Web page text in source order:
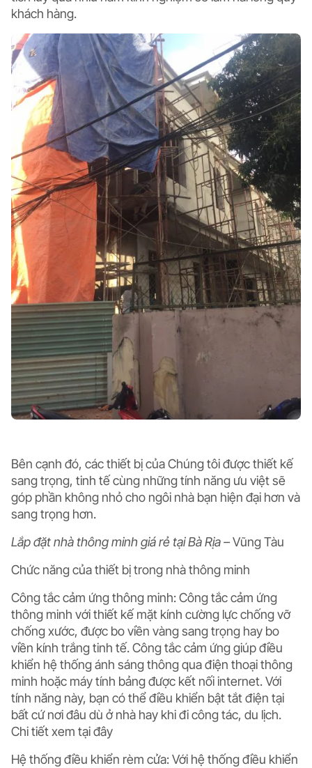
khách hàng.
Bên cạnh đó, các thiết bị của Chúng tôi được thiết kế
sang trọng, tinh tế cùng những tính năng ưu việt sẽ
góp phần không nhỏ cho ngôi nhà bạn hiện đại hơn và
sang trọng hơn.
Lắp đặt nhà thông minh giá rẻ tại Bà Rịa –Vũng Tàu
Chức năng của thiết bị trong nhà thông minh
Công tắc cảm ứng thông minh: Công tắc cảm ứng
thông minh với thiết kế mặt kính cường lực chống vỡ
chống xước, được bo viền vàng sang trọng hay bo
viền kính trắng tinh tế. Công tắc cảm ứng giúp điều
khiển hệ thống ánh sáng thông qua điện thoại thông
minh hoặc máy tính bảng được kết nối internet. Với
tính năng này, bạn có thể điều khiển bật tắt điện tại
bất cứ nơi đâu dù ở nhà hay khi đi công tác, du lịch.
Chi tiết xem tại đây
Hệ thống điều khiển rèm cửa: Với hệ thống điều khiển